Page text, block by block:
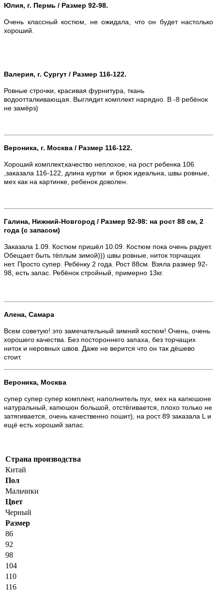
Юлия, г. Пермь / Размер 92-98.
Очень классный костюм, не ожидала, что он будет настолько
хороший.
Валерия, г. Сургут / Размер 116-122.
Ровные строчки, красивая фурнитура, ткань
водоотталкивающая. Выглядит комплект нарядно. В -8 ребёнок
не замёрз)
Вероника, г. Москва / Размер 116-122.
Хороший комплект,качество неплохое, на рост ребенка 106
,заказала 116-122, длина куртки и брюк идеальна, швы ровные,
мех как на картинке, ребенок доволен.
Галина, Нижний-Новгород / Размер 92-98: на рост 88 см, 2
года (с запасом)
Заказала 1.09. Костюм пришёл 10.09. Костюм пока очень радует.
Обещает быть тёплым зимой))) швы ровные, ниток торчащих
нет. Просто супер. Ребёнку 2 года. Рост 88см. Взяла размер 92-
98, есть запас. Ребёнок стройный, примерно 13кг.
Алена, Самара
Всем советую! это замечательный зимний костюм! Очень, очень
хорошего качества. Без постороннего запаха, без торчащих
ниток и неровных швов. Даже не верится что он так дёшево
стоит.
Вероника, Москва
супер супер супер комплект, наполнитель пух, мех на капюшоне
натуральный, капюшон большой, отстёгивается, плохо только не
затягивается, очень качественно пошит), на рост 89 заказала L и
ещё есть хороший запас.
Страна производства
Китай
Пол
Мальчики
Цвет
Черный
Размер
86
92
98
104
110
116